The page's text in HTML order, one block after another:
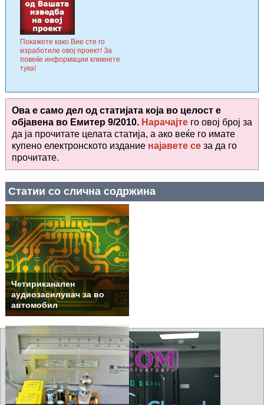
Покажете како Вие сте го
изработиле овој проект! За
повеќе информации кликнете
тука!
Ова е само дел од статијата која во целост е
објавена во Емитер 9/2010. Нарачајте го овој број за
да ја прочитате целата статија, а ако веќе го имате
купено електронското издание најавете се за да го
прочитате.
Статии со слична содржина
Четириканален
аудиозасилувач за во
автомобил